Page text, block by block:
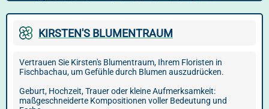
KIRSTEN'S BLUMENTRAUM
Vertrauen Sie Kirsten's Blumentraum, Ihrem Floristen in
Fischbachau, um Gefühle durch Blumen auszudrücken.
Geburt, Hochzeit, Trauer oder kleine Aufmerksamkeit:
maßgeschneiderte Kompositionen voller Bedeutung und